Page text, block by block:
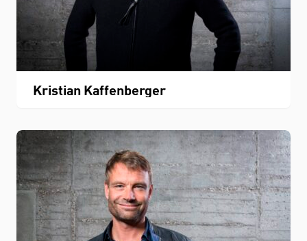
Kristian Kaffenberger